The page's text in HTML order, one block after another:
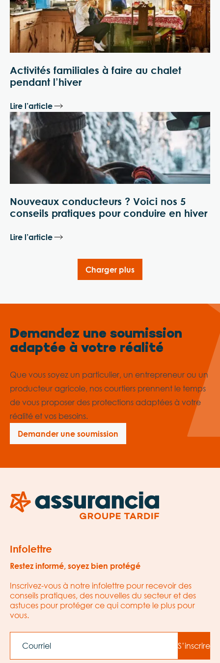
Activités familiales à faire au chalet
pendant l’hiver
Lire l’article
Nouveaux conducteurs ? Voici nos 5
conseils pratiques pour conduire en hiver
Lire l’article
Charger plus
Demandez une soumission
adaptée à votre réalité
Que vous soyez un particulier, un entrepreneur ou un
producteur agricole, nos courtiers prennent le temps
de vous proposer des protections adaptées à votre
réalité et vos besoins.
Demander une soumission
Infolettre
Restez informé, soyez bien protégé
Inscrivez-vous à notre infolettre pour recevoir des
conseils pratiques, des nouvelles du secteur et des
astuces pour protéger ce qui compte le plus pour
vous.
EMAIL
S’inscrire